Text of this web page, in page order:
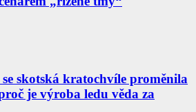
skotská kratochvíle proměnila
je výroba ledu věda za